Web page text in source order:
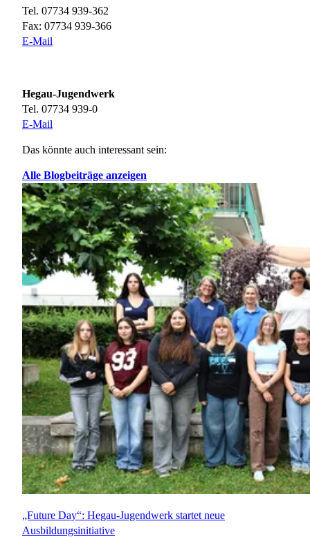
Tel. 07734 939-362
Fax: 07734 939-366
E-Mail
Hegau-Jugendwerk
Tel. 07734 939-0
E-Mail
Das könnte auch interessant sein:
Alle Blogbeiträge anzeigen
„Future Day“: Hegau-Jugendwerk startet neue
Ausbildungsinitiative